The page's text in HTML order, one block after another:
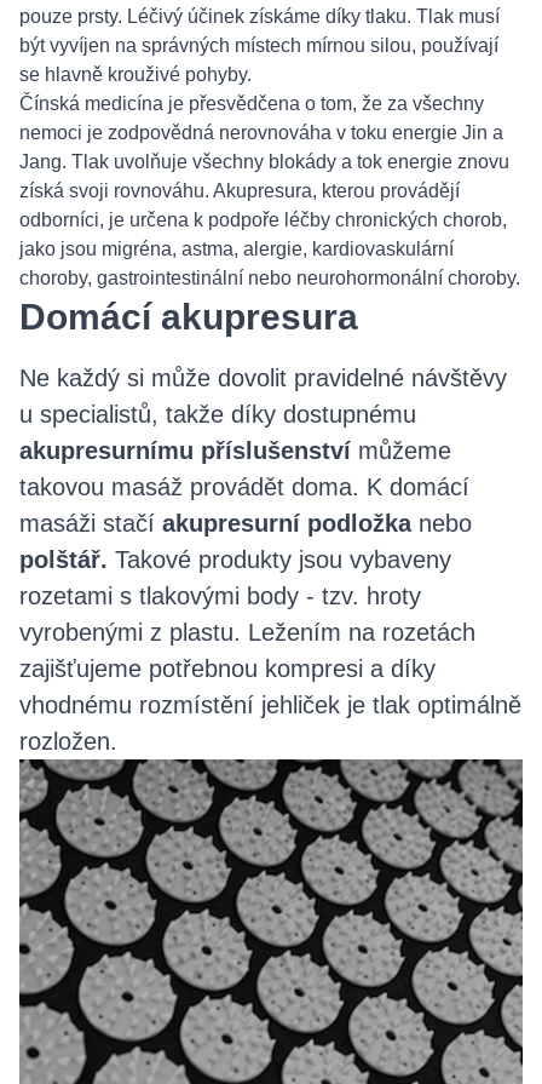
pouze prsty. Léčivý účinek získáme díky tlaku. Tlak musí
být vyvíjen na správných místech mírnou silou, používají
se hlavně krouživé pohyby.
Čínská medicína je přesvědčena o tom, že za všechny
nemoci je zodpovědná nerovnováha v toku energie Jin a
Jang. Tlak uvolňuje všechny blokády a tok energie znovu
získá svoji rovnováhu. Akupresura, kterou provádějí
odborníci, je určena k podpoře léčby chronických chorob,
jako jsou migréna, astma, alergie, kardiovaskulární
choroby, gastrointestinální nebo neurohormonální choroby.
Domácí akupresura
Ne každý si může dovolit pravidelné návštěvy
u specialistů, takže díky dostupnému
akupresurnímu příslušenství můžeme
takovou masáž provádět doma. K domácí
masáži stačí akupresurní podložka nebo
polštář. Takové produkty jsou vybaveny
rozetami s tlakovými body - tzv. hroty
vyrobenými z plastu. Ležením na rozetách
zajišťujeme potřebnou kompresi a díky
vhodnému rozmístění jehliček je tlak optimálně
rozložen.